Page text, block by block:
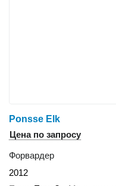
Ponsse Elk
Цена по запросу
Форвардер
2012